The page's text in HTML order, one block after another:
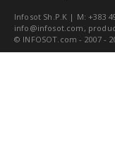
Infosot Sh.P.K | M: +383
info@infosot.com ,
© INFOSOT.com - 2007 -